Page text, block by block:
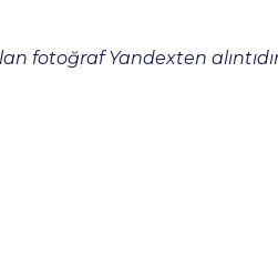
fotoğraf Yandexten